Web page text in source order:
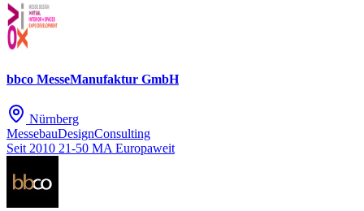
bbco MesseManufaktur GmbH
Nürnberg
MessebauDesignConsulting
Seit 2010 21-50 MA Europaweit